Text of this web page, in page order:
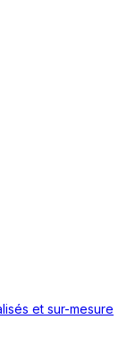
et sur-mesure